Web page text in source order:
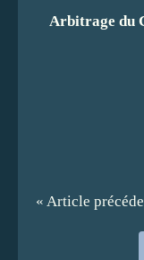
Arbitrage du
« Article